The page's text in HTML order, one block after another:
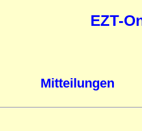
EZT-
Mitteilungen